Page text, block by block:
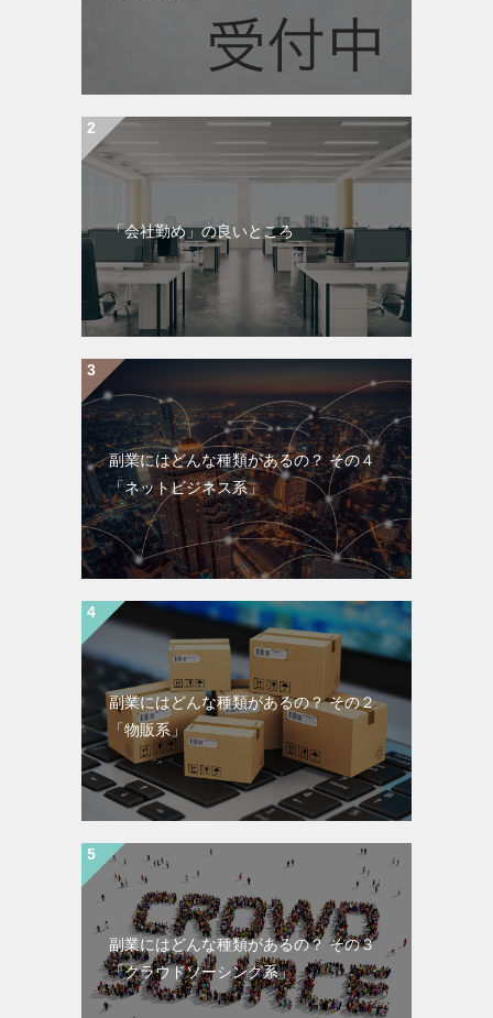
「会社勤め」の良いところ
副業にはどんな種類があるの？ その４
「ネットビジネス系」
副業にはどんな種類があるの？ その２
「物販系」
副業にはどんな種類があるの？ その３
「クラウドソーシング系」